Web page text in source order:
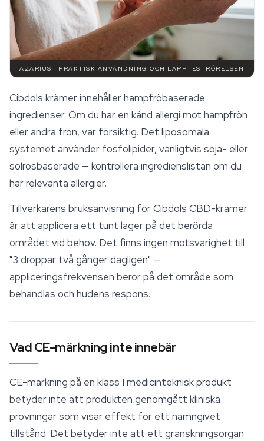
AZARIUS · PRAKTISK ANVÄNDNING OCH LAPPTESTRÖRELSEN
Cibdols krämer innehåller hampfröbaserade
ingredienser. Om du har en känd allergi mot hampfrön
eller andra frön, var försiktig. Det liposomala
systemet använder fosfolipider, vanligtvis soja- eller
solrosbaserade — kontrollera ingredienslistan om du
har relevanta allergier.
Tillverkarens bruksanvisning för Cibdols CBD-krämer
är att applicera ett tunt lager på det berörda
området vid behov. Det finns ingen motsvarighet till
"3 droppar två gånger dagligen" —
appliceringsfrekvensen beror på det område som
behandlas och hudens respons.
Vad CE-märkning inte innebär
CE-märkning på en klass I medicinteknisk produkt
betyder inte att produkten genomgått kliniska
prövningar som visar effekt för ett namngivet
tillstånd. Det betyder inte att ett granskningsorgan